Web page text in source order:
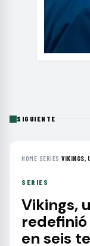
SIGUIENTE
HOME› SERIES ›VIKINGS,
SERIES
Vikings,
en seis